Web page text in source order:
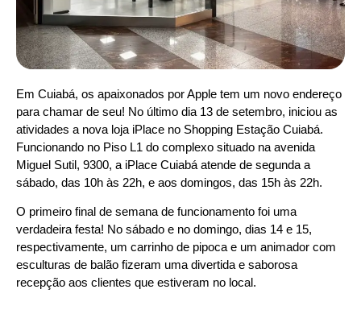
Em Cuiabá, os apaixonados por Apple tem um novo endereço
para chamar de seu! No último dia 13 de setembro, iniciou as
atividades a nova loja iPlace no Shopping Estação Cuiabá.
Funcionando no Piso L1 do complexo situado na avenida
Miguel Sutil, 9300, a iPlace Cuiabá atende de segunda a
sábado, das 10h às 22h, e aos domingos, das 15h às 22h.
O primeiro final de semana de funcionamento foi uma
verdadeira festa! No sábado e no domingo, dias 14 e 15,
respectivamente, um carrinho de pipoca e um animador com
esculturas de balão fizeram uma divertida e saborosa
recepção aos clientes que estiveram no local.